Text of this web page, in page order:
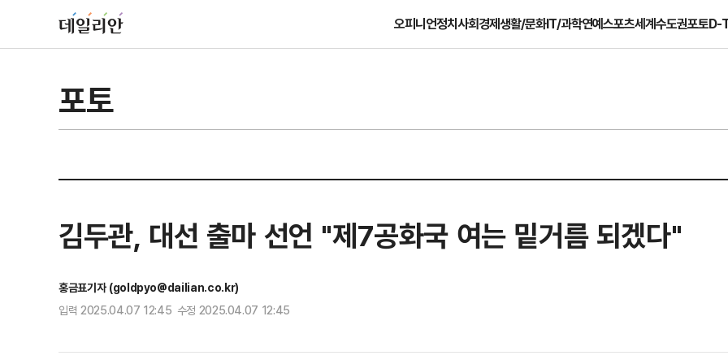
오피니언정치사회경제생활/문화IT/과학연예스포츠세계수도권포토D-
포토
김두관, 대선 출마 선언 "제7공화국 여는 밑거름 되겠다"
홍금표기자 (goldpyo@dailian.co.kr)
입력 2025.04.07 12:45 수정 2025.04.07 12:45